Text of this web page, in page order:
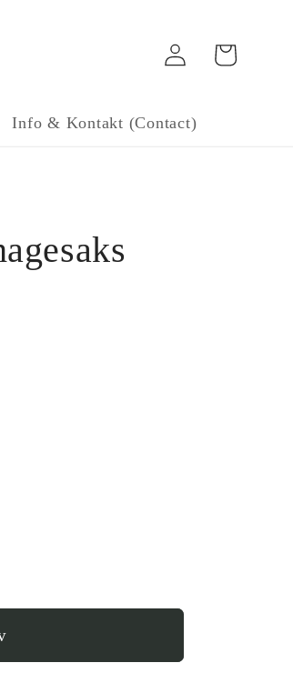
Info & Kontakt (Contact)
Log
in
Handlekurv